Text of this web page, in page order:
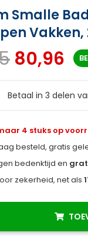
Smalle
80,96
Betaal in 3 delen
4 stuks op
besteld, gratis
bedenktijd en
zekerheid, net als